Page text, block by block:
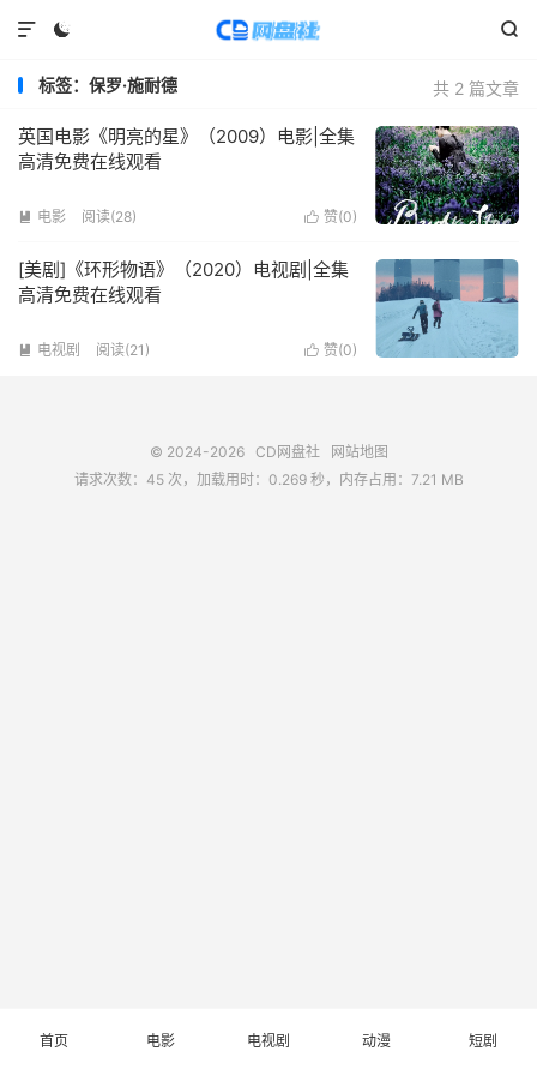
 

共 2 篇文章
标签：保罗·施耐德
英国电影《明亮的星》（2009）电影|全集
高清免费在线观看
 赞(0)
 电影 阅读(28)
[美剧]《环形物语》（2020）电视剧|全集
高清免费在线观看
 赞(0)
 电视剧 阅读(21 )
© 2024-2026 CD网盘社
网站地图
请求次数：45 次，加载用时：0.269 秒，内存占用：7.21 MB
首页 电影 电视剧 动漫 短剧